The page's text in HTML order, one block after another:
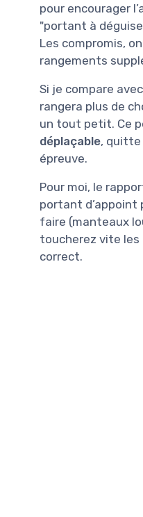
pour encourager
"portant à
Les compromis,
rangements
Si je compare
rangera plus de
un tout petit. Ce
déplaçable, quitte
épreuve.
Pour moi, le
portant d’appoint
faire (manteaux
toucherez vite les
correct.